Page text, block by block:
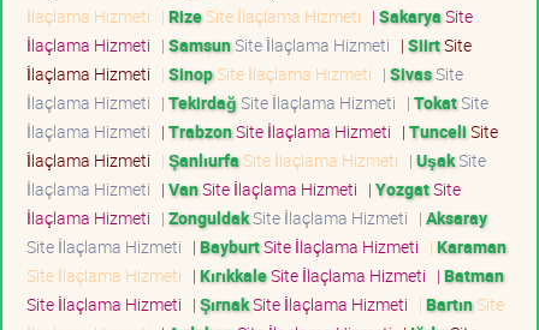
İlaçlama Hizmeti | RizeSite İlaçlama Hizmeti | SakaryaSite
İlaçlama Hizmeti | SamsunSite İlaçlama Hizmeti | SiirtSite
İlaçlama Hizmeti | SinopSite İlaçlama Hizmeti | SivasSite
İlaçlama Hizmeti | TekirdağSite İlaçlama Hizmeti | TokatSite
İlaçlama Hizmeti | TrabzonSite İlaçlama Hizmeti | TunceliSite
İlaçlama Hizmeti | Şanlıurfa Site İlaçlama Hizmeti | UşakSite
İlaçlama Hizmeti | VanSite İlaçlama Hizmeti | YozgatSite
İlaçlama Hizmeti | ZonguldakSite İlaçlama Hizmeti | Aksaray
Site İlaçlama Hizmeti | BayburtSite İlaçlama Hizmeti | Karaman
Site İlaçlama Hizmeti | KırıkkaleSite İlaçlama Hizmeti | Batman
Site İlaçlama Hizmeti | ŞırnakSite İlaçlama Hizmeti | BartınSite